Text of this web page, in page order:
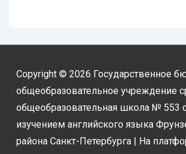
Copyright © 2026 Государственное
общеобразовательное учреждение
общеобразовательная школа № 553
изучением английского языка
района Санкт-Петербурга | На